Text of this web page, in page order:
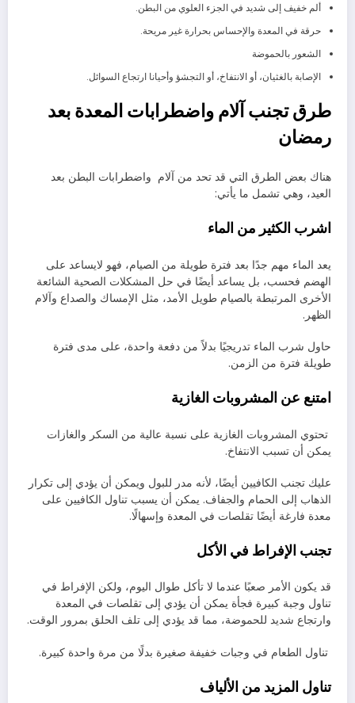
ألم خفيف إلى شديد في الجزء العلوي من البطن.
حرقة في المعدة والإحساس بحرارة غير مريحة.
الشعور بالحموضة
الإصابة بالغثيان، أو الانتفاخ، أو التجشؤ وأحيانا ارتجاع السوائل.
طرق تجنب آلام واضطرابات المعدة بعد
رمضان
هناك بعض الطرق التي قد تحد من آلام واضطرابات البطن بعد
العيد، وهي تشمل ما يأتي:
اشرب الكثير من الماء
يعد الماء مهم جدًا بعد فترة طويلة من الصيام، فهو لايساعد على
الهضم فحسب، بل يساعد أيضًا في حل المشكلات الصحية الشائعة
الأخرى المرتبطة بالصيام طويل الأمد، مثل الإمساك والصداع وآلام
الظهر.
حاول شرب الماء تدريجيًا بدلاً من دفعة واحدة، على مدى فترة
طويلة فترة من الزمن.
امتنع عن المشروبات الغازية
تحتوي المشروبات الغازية على نسبة عالية من السكر والغازات
يمكن أن تسبب الانتفاخ.
عليك تجنب الكافيين أيضًا، لأنه مدر للبول ويمكن أن يؤدي إلى تكرار
الذهاب إلى الحمام والجفاف. يمكن أن يسبب تناول الكافيين على
معدة فارغة أيضًا تقلصات في المعدة وإسهالًا.
تجنب الإفراط في الأكل
قد يكون الأمر صعبًا عندما لا تأكل طوال اليوم، ولكن الإفراط في
تناول وجبة كبيرة فجأة يمكن أن يؤدي إلى تقلصات في المعدة
وارتجاع شديد للحموضة، مما قد يؤدي إلى تلف الحلق بمرور الوقت.
تناول الطعام في وجبات خفيفة صغيرة بدلًا من مرة واحدة كبيرة.
تناول المزيد من الألياف